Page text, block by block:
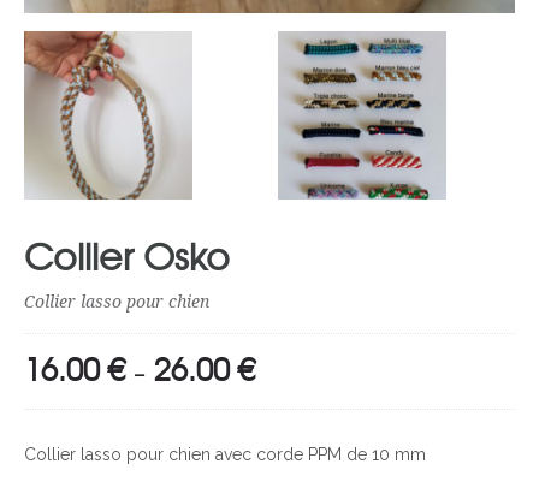
Collier Osko
Collier lasso pour chien
16.00€ – 26.00€Plage
16.00 €
Collier lasso pour chien avec corde PPM de 10 mm